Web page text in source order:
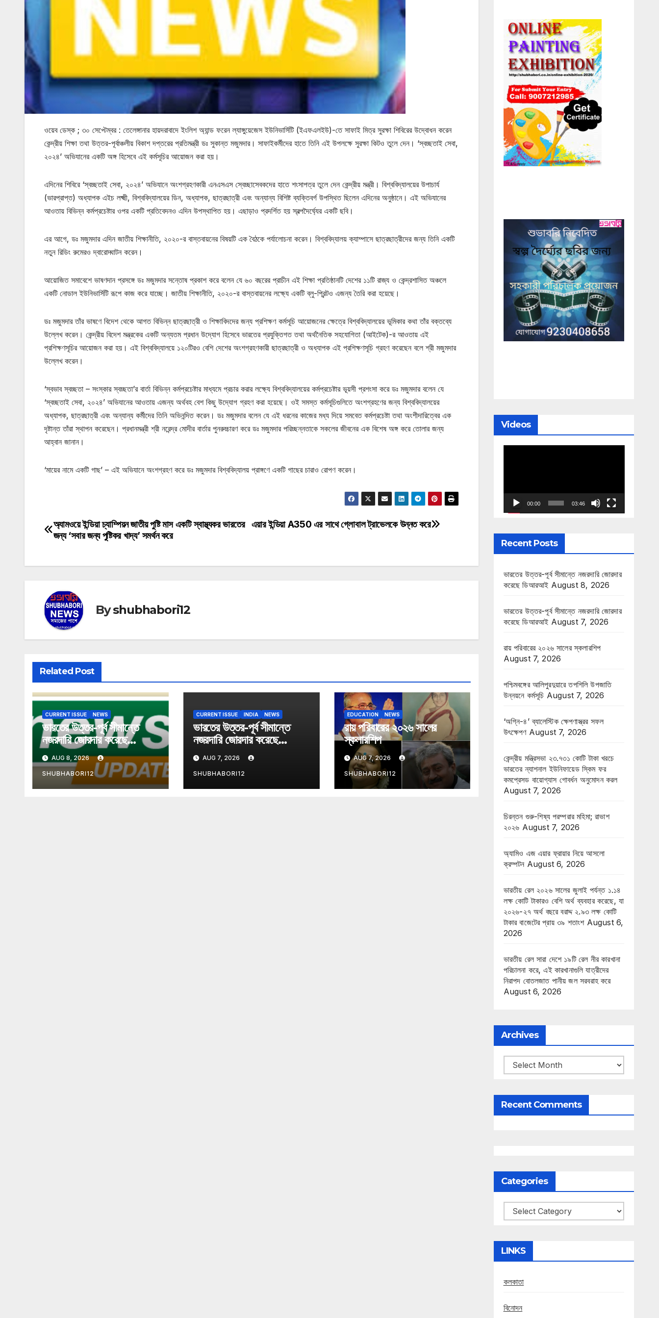
ওয়েব ডেস্ক ; ৩০ সেপ্টেম্বর : তেলেঙ্গানার হায়দরাবাদে ইংলিশ অ্যান্ড ফরেন ল্যাঙ্গুয়েজেস ইউনিভার্সিটি (ইএফএলইউ)-তে সাফাই মিত্র সুরক্ষা শিবিরের উদ্বোধন করেন
কেন্দ্রীয় শিক্ষা তথা উত্তর-পূর্বাঞ্চলীয় বিকাশ দপ্তরের প্রতিমন্ত্রী ডঃ সুকান্ত মজুমদার। সাফাইকর্মীদের হাতে তিনি এই উপলক্ষে সুরক্ষা কিটও তুলে দেন। ‘স্বচ্ছতাই সেবা,
২০২৪’ অভিযানের একটি অঙ্গ হিসেবে এই কর্মসূচির আয়োজন করা হয়।
এদিনের শিবিরে ‘স্বচ্ছতাই সেবা, ২০২৪’ অভিযানে অংশগ্রহণকারী এনএসএস স্বেচ্ছাসেবকদের হাতে শংসাপত্র তুলে দেন কেন্দ্রীয় মন্ত্রী। বিশ্ববিদ্যালয়ের উপাচার্য
(ভারপ্রাপ্ত) অধ্যাপক এইচ লক্ষ্মী, বিশ্ববিদ্যালয়ের ডিন, অধ্যাপক, ছাত্রছাত্রী এবং অন্যান্য বিশিষ্ট ব্যক্তিবর্গ উপস্থিত ছিলেন এদিনের অনুষ্ঠানে। এই অভিযানের
আওতায় বিভিন্ন কর্মপ্রচেষ্টার ওপর একটি প্রতিবেদনও এদিন উপস্থাপিত হয়। এছাড়াও প্রদর্শিত হয় স্বল্পদৈর্ঘ্যের একটি ছবি।
এর আগে, ডঃ মজুমদার এদিন জাতীয় শিক্ষানীতি, ২০২০-র বাস্তবায়নের বিষয়টি এক বৈঠকে পর্যালোচনা করেন। বিশ্ববিদ্যালয় ক্যাম্পাসে ছাত্রছাত্রীদের জন্য তিনি একটি
নতুন রিডিং রুমেরও দ্বারোদ্ঘাটন করেন।
আয়োজিত সমাবেশে ভাষণদান প্রসঙ্গে ডঃ মজুমদার সন্তোষ প্রকাশ করে বলেন যে ৬০ বছরের প্রাচীন এই শিক্ষা প্রতিষ্ঠানটি দেশের ১১টি রাজ্য ও কেন্দ্রশাসিত অঞ্চলে
একটি নোডাল ইউনিভার্সিটি রূপে কাজ করে যাচ্ছে। জাতীয় শিক্ষানীতি, ২০২০-র বাস্তবায়নের লক্ষ্যে একটি ব্লু-প্রিন্টও এজন্য তৈরি করা হয়েছে।
ডঃ মজুমদার তাঁর ভাষণে বিদেশ থেকে আগত বিভিন্ন ছাত্রছাত্রী ও শিক্ষাবিদদের জন্য প্রশিক্ষণ কর্মসূচি আয়োজনের ক্ষেত্রে বিশ্ববিদ্যালয়ের ভূমিকার কথা তাঁর বক্তব্যে
উল্লেখ করেন। কেন্দ্রীয় বিদেশ মন্ত্রকের একটি অন্যতম প্রধান উদ্যোগ হিসেবে ভারতের প্রযুক্তিগত তথা অর্থনৈতিক সহযোগিতা (আইটেক)-র আওতায় এই
প্রশিক্ষণসূচির আয়োজন করা হয়। এই বিশ্ববিদ্যালয়ে ১২০টিরও বেশি দেশের অংশগ্রহণকারী ছাত্রছাত্রী ও অধ্যাপক এই প্রশিক্ষণসূচি গ্রহণ করেছেন বলে শ্রী মজুমদার
উল্লেখ করেন।
‘স্বভাব স্বচ্ছতা – সংস্কার স্বচ্ছতা’র বার্তা বিভিন্ন কর্মপ্রচেষ্টার মাধ্যমে প্রচার করার লক্ষ্যে বিশ্ববিদ্যালয়ের কর্মপ্রচেষ্টার ভূয়সী প্রশংসা করে ডঃ মজুমদার বলেন যে
‘স্বচ্ছতাই সেবা, ২০২৪’ অভিযানের আওতায় এজন্য অর্থবহ বেশ কিছু উদ্যোগ গ্রহণ করা হয়েছে। ওই সমস্ত কর্মসূচিগুলিতে অংশগ্রহণের জন্য বিশ্ববিদ্যালয়ের
অধ্যাপক, ছাত্রছাত্রী এবং অন্যান্য কর্মীদের তিনি অভিনন্দিত করেন। ডঃ মজুমদার বলেন যে এই ধরনের কাজের মধ্য দিয়ে সমবেত কর্মপ্রচেষ্টা তথা অংশীদারিত্বের এক
দৃষ্টান্ত তাঁরা স্থাপন করেছেন। প্রধানমন্ত্রী শ্রী নরেন্দ্র মোদীর বার্তার পুনরুচ্চারণ করে ডঃ মজুমদার পরিচ্ছন্নতাকে সকলের জীবনের এক বিশেষ অঙ্গ করে তোলার জন্য
আহ্বান জানান।
‘মায়ের নামে একটি গাছ’ – এই অভিযানে অংশগ্রহণ করে ডঃ মজুমদার বিশ্ববিদ্যালয় প্রাঙ্গণে একটি গাছের চারাও রোপণ করেন।
Post
এয়ার ইন্ডিয়া A350 এর সাথে গ্লোবাল ট্রাভেলকে উন্নত করে
অ্যামওয়ে ইন্ডিয়া চ্যাম্পিয়ন জাতীয় পুষ্টি মাস একটি স্বাস্থ্যকর ভারতের
জন্য ‘সবার জন্য পুষ্টিকর খাদ্য’ সমর্থন করে
Byshubhabori12
Related Post
CURRENT ISSUE NEWS
ভারতের উত্তর-পূর্ব সীমান্তে
নজরদারি জোরদার করেছে
ডিআরআই
AUG 8, 2026
SHUBHABORI12
CURRENT ISSUE INDIA NEWS
ভারতের উত্তর-পূর্ব সীমান্তে
নজরদারি জোরদার করেছে
ডিআরআই
AUG 7, 2026
SHUBHABORI12
EDUCATION NEWS
রায় পরিবারের ২০২৬ সালের
স্কলারশিপ
AUG 7, 2026
SHUBHABORI12
Videos
00:00 03:46
Recent Posts
ভারতের উত্তর-পূর্ব সীমান্তে নজরদারি জোরদার
করেছে ডিআরআই August 8, 2026
ভারতের উত্তর-পূর্ব সীমান্তে নজরদারি জোরদার
করেছে ডিআরআই August 7, 2026
রায় পরিবারের ২০২৬ সালের স্কলারশিপ
August 7, 2026
পশ্চিমবঙ্গের আলিপুরদুয়ারে তপশিলি উপজাতি
উন্নয়নে কর্মসূচি August 7, 2026
‘অগ্নি-৪’ ব্যালেস্টিক ক্ষেপণাস্ত্রর সফল
উৎক্ষেপণ August 7, 2026
কেন্দ্রীয় মন্ত্রিসভা ২৩.৭৩১ কোটি টাকা খরচে
ভারতের ন্যাশনাল ইউনিফায়েড স্কিম ফর
কমপ্রেসড বায়োগ্যাস গোবর্ধন অনুমোদন করল
August 7, 2026
চিরন্তন গুরু-শিষ্য পরম্পরার মহিমা; রাভাশ
২০২৬ August 7, 2026
অ্যামিও এজ এয়ার ফ্রায়ার নিয়ে আসলো
ক্রম্পটন August 6, 2026
ভারতীয় রেল ২০২৬ সালের জুলাই পর্যন্ত ১.১৪
লক্ষ কোটি টাকারও বেশি অর্থ ব্যবহার করেছে, যা
২০২৬-২৭ অর্থ বছরে বরাদ্দ ২.৯৩ লক্ষ কোটি
টাকার বাজেটের প্রায় ৩৯ শতাংশ August 6,
2026
ভারতীয় রেল সারা দেশে ১৯টি রেল নীর কারখানা
পরিচালনা করে, এই কারখানাগুলি যাত্রীদের
নিরাপদ বোতলজাত পানীয় জল সরবরাহ করে
August 6, 2026
Archives
Archives
Recent Comments
Categories
Categories
LINKS
কলকাতা
বিনোদন